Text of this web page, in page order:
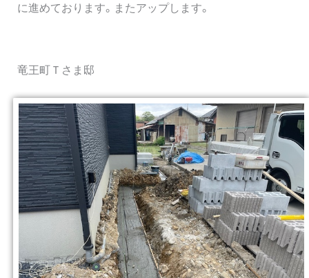
に進めております。またアップします。
竜王町Ｔさま邸